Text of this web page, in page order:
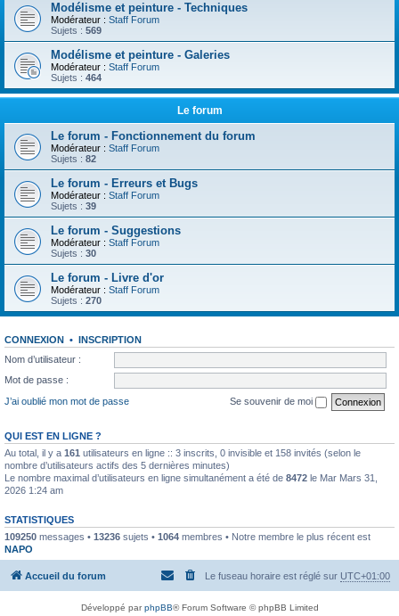
Modélisme et peinture - Techniques
Modérateur : Staff Forum
Sujets : 569
Modélisme et peinture - Galeries
Modérateur : Staff Forum
Sujets : 464
Le forum
Le forum - Fonctionnement du forum
Modérateur : Staff Forum
Sujets : 82
Le forum - Erreurs et Bugs
Modérateur : Staff Forum
Sujets : 39
Le forum - Suggestions
Modérateur : Staff Forum
Sujets : 30
Le forum - Livre d'or
Modérateur : Staff Forum
Sujets : 270
CONNEXION • INSCRIPTION
Nom d’utilisateur :
Mot de passe :
J’ai oublié mon mot de passe
Se souvenir de moi
QUI EST EN LIGNE ?
Au total, il y a 161 utilisateurs en ligne :: 3 inscrits, 0 invisible et 158 invités (selon le
nombre d’utilisateurs actifs des 5 dernières minutes)
Le nombre maximal d’utilisateurs en ligne simultanément a été de 8472 le Mar Mars 31,
2026 1:24 am
STATISTIQUES
109250 messages • 13236 sujets • 1064 membres • Notre membre le plus récent est
NAPO
Accueil du forum Le fuseau horaire est réglé sur UTC+01:00
Développé parphpBB® Forum Software © phpBB Limited